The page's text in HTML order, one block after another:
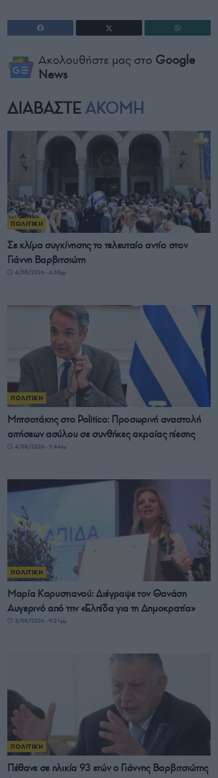
Ακολουθήστε μας στο Google
News
ΔΙΑΒΑΣΤΕ ΑΚΟΜΗ
ΠΟΛΙΤΙΚΗ
Σε κλίμα συγκίνησης το τελευταίο αντίο στον
Γιάννη Βαρβιτσιώτη
4/08/2026 - 6:50μμ
ΠΟΛΙΤΙΚΗ
Μητσοτάκης στο Politico: Προσωρινή αναστολή
αιτήσεων ασύλου σε συνθήκες ακραίας πίεσης
4/08/2026 - 9:44πμ
ΠΟΛΙΤΙΚΗ
Μαρία Καρυστιανού: Διέγραψε τον Θανάση
Αυγερινό από την «Ελπίδα για τη Δημοκρατία»
2/08/2026 - 9:21μμ
ΠΟΛΙΤΙΚΗ
Πέθανε σε ηλικία 93 ετών ο Γιάννης Βαρβιτσιώτης